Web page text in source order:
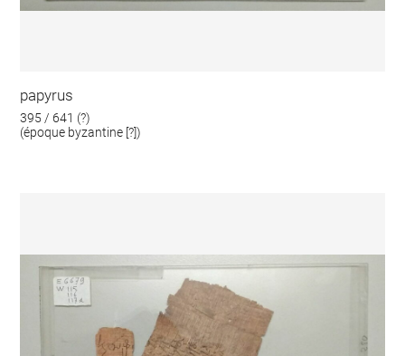
papyrus
395 / 641 (?)
(époque byzantine [?])